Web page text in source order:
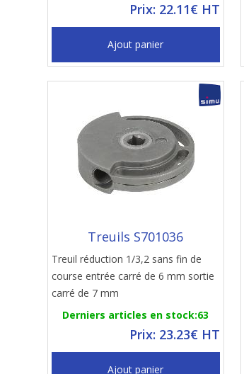
Prix: 22.11€ HT
Ajout panier
Treuils S701036
Treuil réduction 1/3,2 sans fin de
course entrée carré de 6 mm sortie
carré de 7 mm
Derniers articles en stock:63
Prix: 23.23€ HT
Ajout panier